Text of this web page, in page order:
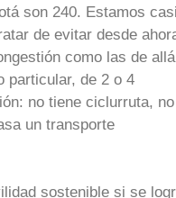
son 240. Estamos
de evitar desde
como las de
particular, de 2 o 4
no tiene ciclurruta, no
un transporte
sostenible si se